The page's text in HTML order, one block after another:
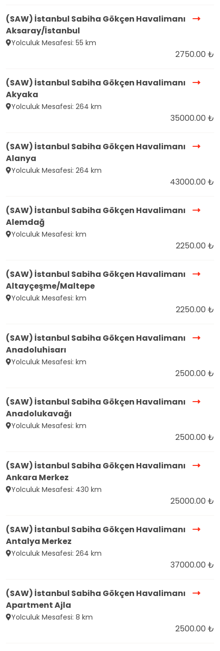
(SAW) İstanbul Sabiha Gökçen Havalimanı
Aksaray/İstanbul
Yolculuk Mesafesi: 55 km
2750.00 ₺
(SAW) İstanbul Sabiha Gökçen Havalimanı
Akyaka
Yolculuk Mesafesi: 264 km
35000.00 ₺
(SAW) İstanbul Sabiha Gökçen Havalimanı
Alanya
Yolculuk Mesafesi: 264 km
43000.00 ₺
(SAW) İstanbul Sabiha Gökçen Havalimanı
Alemdağ
Yolculuk Mesafesi: km
2250.00 ₺
(SAW) İstanbul Sabiha Gökçen Havalimanı
Altayçeşme/Maltepe
Yolculuk Mesafesi: km
2250.00 ₺
(SAW) İstanbul Sabiha Gökçen Havalimanı
Anadoluhisarı
Yolculuk Mesafesi: km
2500.00 ₺
(SAW) İstanbul Sabiha Gökçen Havalimanı
Anadolukavağı
Yolculuk Mesafesi: km
2500.00 ₺
(SAW) İstanbul Sabiha Gökçen Havalimanı
Ankara Merkez
Yolculuk Mesafesi: 430 km
25000.00 ₺
(SAW) İstanbul Sabiha Gökçen Havalimanı
Antalya Merkez
Yolculuk Mesafesi: 264 km
37000.00 ₺
(SAW) İstanbul Sabiha Gökçen Havalimanı
Apartment Ajla
Yolculuk Mesafesi: 8 km
2500.00 ₺